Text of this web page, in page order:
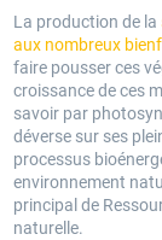
La production de la
aux nombreux
faire pousser ces
croissance de ces
savoir par
déverse sur ses
processus
environnement
principal de
naturelle.